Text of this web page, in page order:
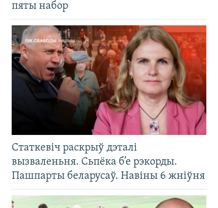
пяты набор
Статкевіч раскрыў дэталі
вызваленьня. Сьпёка б’е рэкорды.
Пашпарты беларусаў. Навіны 6 жніўня